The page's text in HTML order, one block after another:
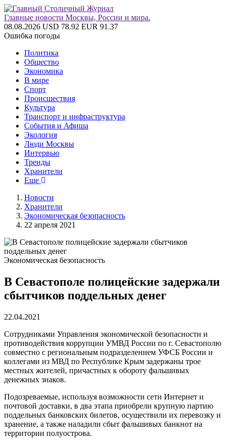
Главные новости Москвы, России и мира.
08.08.2026 USD 78.92 EUR 91.37
Ошибка погоды
Политика
Общество
Экономика
В мире
Спорт
Происшествия
Культура
Транспорт и инфраструктура
События и Афиша
Экология
Люди Москвы
Интервью
Тренды
Хранители
Еще
Новости
Хранители
Экономическая безопасность
22 апреля 2021
Экономическая безопасность
В Севастополе полицейские задержали
сбытчиков поддельных денег
22.04.2021
Сотрудниками Управления экономической безопасности и
противодействия коррупции УМВД России по г. Севастополю
совместно с региональным подразделением УФСБ России и
коллегами из МВД по Республике Крым задержаны трое
местных жителей, причастных к обороту фальшивых
денежных знаков.
Подозреваемые, используя возможности сети Интернет и
почтовой доставки, в два этапа приобрели крупную партию
поддельных банковских билетов, осуществили их перевозку и
хранение, а также наладили сбыт фальшивых банкнот на
территории полуострова.